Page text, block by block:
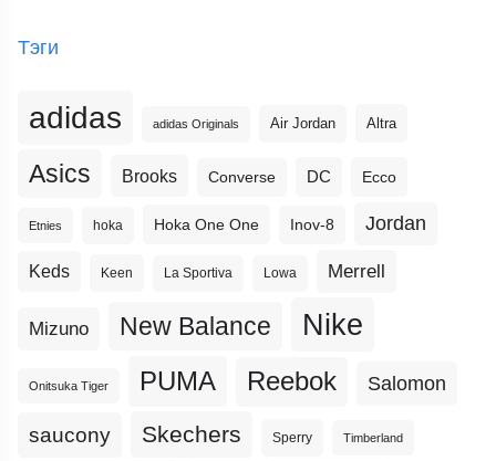
Тэги
adidas adidas Originals Air Jordan Altra
Asics Brooks Converse DC Ecco
Etnies hoka Hoka One One Inov-8 Jordan
Keds Keen La Sportiva Lowa Merrell
Mizuno New Balance Nike
Onitsuka Tiger PUMA Reebok Salomon
saucony Skechers Sperry Timberland